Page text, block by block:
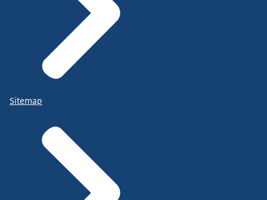
Sitemap